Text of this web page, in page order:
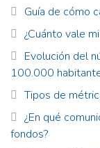
Guía de cómo
¿Cuánto vale
Evolución del
100.000
Tipos de
¿En qué
fondos?